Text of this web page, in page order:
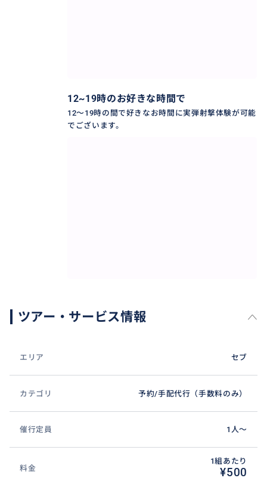
12~19時のお好きな時間で
12～19時の間で好きなお時間に実弾射撃体験が可能
でございます。
ツアー・サービス情報
エリア セブ
カテゴリ 予約/手配代行（手数料のみ）
催行定員 1人〜
料金
1組あたり
¥500